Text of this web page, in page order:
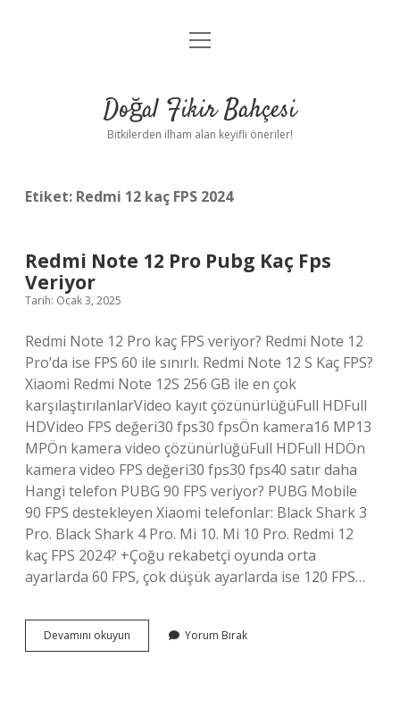
Anasayfa
Yasal Uyarı
menüyü
Doğal Fikir Bahçesi
Bitkilerden ilham alan keyifli öneriler!
Etiket: Redmi 12 kaç FPS 2024
Redmi Note 12 Pro Pubg Kaç Fps
Veriyor
Tarih: Ocak 3, 2025
Redmi Note 12 Pro kaç FPS veriyor? Redmi Note 12
Pro’da ise FPS 60 ile sınırlı. Redmi Note 12 S Kaç FPS?
Xiaomi Redmi Note 12S 256 GB ile en çok
karşılaştırılanlarVideo kayıt çözünürlüğüFull HDFull
HDVideo FPS değeri30 fps30 fpsÖn kamera16 MP13
MPÖn kamera video çözünürlüğüFull HDFull HDÖn
kamera video FPS değeri30 fps30 fps40 satır daha
Hangi telefon PUBG 90 FPS veriyor? PUBG Mobile
90 FPS destekleyen Xiaomi telefonlar: Black Shark 3
Pro. Black Shark 4 Pro. Mi 10. Mi 10 Pro. Redmi 12
kaç FPS 2024? +Çoğu rekabetçi oyunda orta
ayarlarda 60 FPS, çok düşük ayarlarda ise 120 FPS…
Devamını okuyun
Note
Yorum Bırak